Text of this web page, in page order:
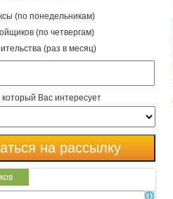
(по понедельникам)
(по четвергам)
(раз в месяц)
который Вас интересует